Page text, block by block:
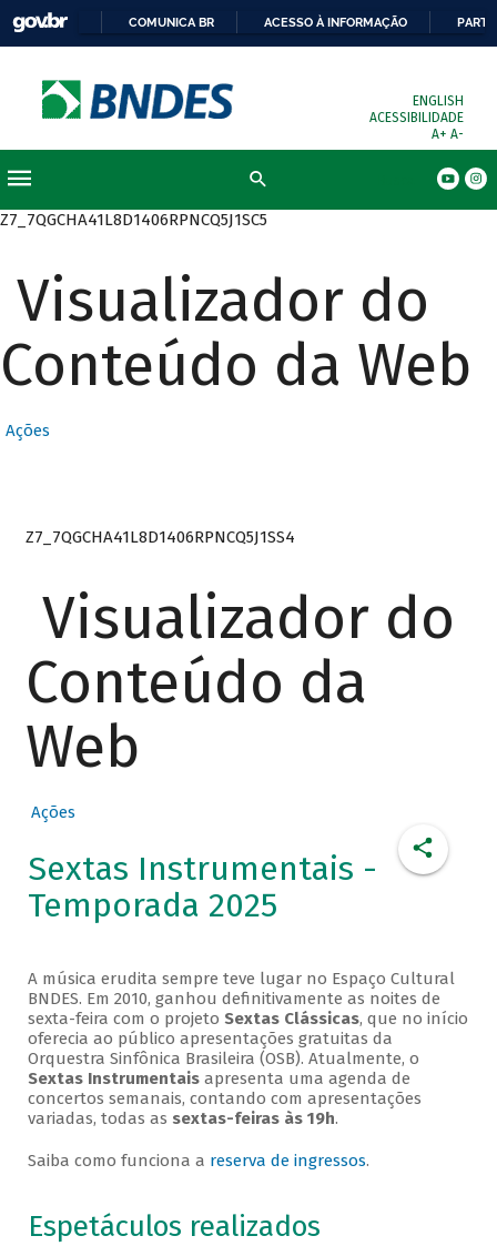
COMUNICA BR ACESSO À INFORMAÇÃO
ENGLISH
ACESSIBILIDADE
A+ A-
Z7_7QGCHA41L8D1406RPNCQ5J1SC5
Visualizador do
Conteúdo da Web
Ações
Z7_7QGCHA41L8D1406RPNCQ5J1SS4
Visualizador do
Conteúdo da
Web
Ações
Sextas Instrumentais -
Temporada 2025
A música erudita sempre teve lugar no Espaço Cultural
BNDES. Em 2010, ganhou definitivamente as noites de
sexta-feira com o projeto Sextas Clássicas, que no início
oferecia ao público apresentações gratuitas da
Orquestra Sinfônica Brasileira (OSB). Atualmente, o
Sextas Instrumentaisapresenta uma agenda de
concertos semanais, contando com apresentações
variadas, todas as sextas-feiras às 19h.
Saiba como funciona a reserva de ingressos.
Espetáculos realizados